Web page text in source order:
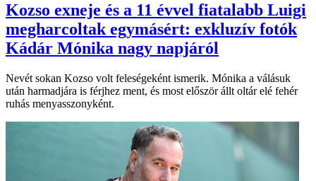
Kozso exneje és a 11 évvel fiatalabb Luigi
megharcoltak egymásért: exkluzív fotók
Kádár Mónika nagy napjáról
Nevét sokan Kozso volt feleségeként ismerik. Mónika a válásuk
után harmadjára is férjhez ment, és most először állt oltár elé fehér
ruhás menyasszonyként.